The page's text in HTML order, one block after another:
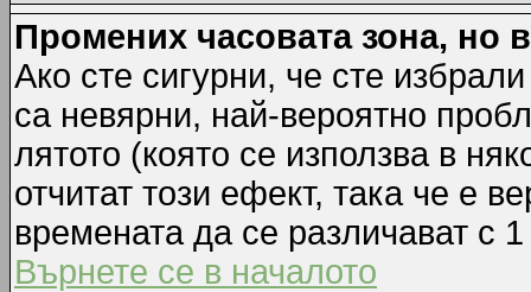
Промених часовата зона, но
Ако сте сигурни, че сте
са невярни, най-вероятно
лятото (която се използва в
отчитат този ефект, така че е
времената да се различават с
Върнете се в началото